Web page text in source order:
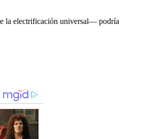
la electrificación universal— podría